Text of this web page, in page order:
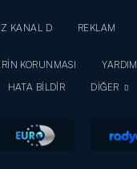
KANAL D REKLAM
KORUNMASI
YARDIM
HATA BİLDİR
DİĞER